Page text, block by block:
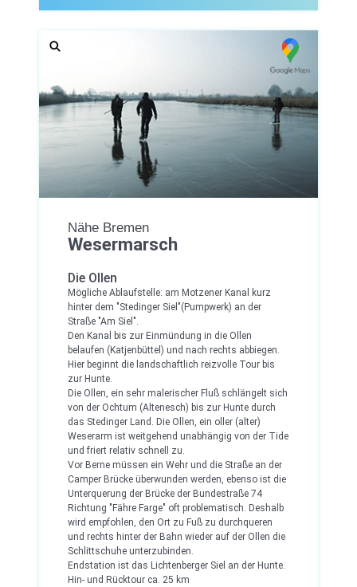
Nähe Bremen
Wesermarsch
Die Ollen
Mögliche Ablaufstelle: am Motzener Kanal kurz
hinter dem "Stedinger Siel"(Pumpwerk) an der
Straße "Am Siel".
Den Kanal bis zur Einmündung in die Ollen
belaufen (Katjenbüttel) und nach rechts abbiegen.
Hier beginnt die landschaftlich reizvolle Tour bis
zur Hunte.
Die Ollen, ein sehr malerischer Fluß schlängelt sich
von der Ochtum (Altenesch) bis zur Hunte durch
das Stedinger Land. Die Ollen, ein oller (alter)
Weserarm ist weitgehend unabhängig von der Tide
und friert relativ schnell zu.
Vor Berne müssen ein Wehr und die Straße an der
Camper Brücke überwunden werden, ebenso ist die
Unterquerung der Brücke der Bundestraße 74
Richtung "Fähre Farge" oft problematisch. Deshalb
wird empfohlen, den Ort zu Fuß zu durchqueren
und rechts hinter der Bahn wieder auf der Ollen die
Schlittschuhe unterzubinden.
Endstation ist das Lichtenberger Siel an der Hunte.
Hin- und Rücktour ca. 25 km